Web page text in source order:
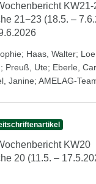
KW21-
21−23 (18.5. –
; Haas, Walter;
; Preuß, Ute; Eberle,
Janine; AMELAG-
KW20
20 (11.5. –